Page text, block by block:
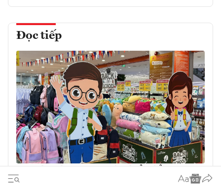
Đọc tiếp
mua mùa tựu trường